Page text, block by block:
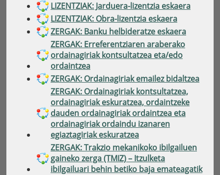
LIZENTZIAK: Jarduera-lizentzia eskaera
LIZENTZIAK: Obra-lizentzia eskaera
ZERGAK: Banku helbideratze eskaera
ZERGAK: Erreferentziaren araberako
ordainagiriak kontsultatzea eta/edo
ordaintzea
ZERGAK: Ordainagiriak emailez bidaltzea
ZERGAK: Ordainagiriak kontsultatzea,
ordainagiriak eskuratzea, ordaintzeke
dauden ordainagiriak ordaintzea eta
ordainagiriak ordaindu izanaren
egiaztagiriak eskuratzea
ZERGAK: Trakzio mekanikoko ibilgailuen
gaineko zerga (TMIZ) – Itzulketa
ibilgailuari behin betiko baja emateagatik